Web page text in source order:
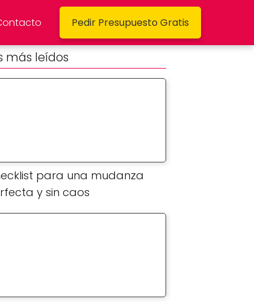
Pedir Presupuesto Gratis
más leídos
para una mudanza
y sin caos